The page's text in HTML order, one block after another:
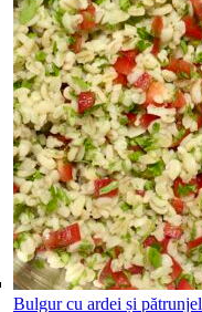
Bulgur cu ardei și pătrunjel